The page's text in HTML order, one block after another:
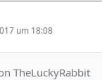
um 18:08
TheLuckyRabbit